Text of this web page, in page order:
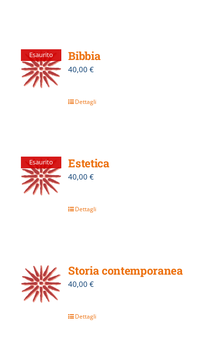
Esaurito Bibbia
40,00€
Dettagli
Esaurito Estetica
40,00€
Dettagli
Storia contemporanea
40,00€
Dettagli